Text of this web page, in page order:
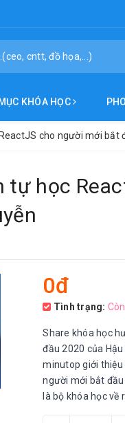
KHÓA HỌC
cho người mới bắt
tự học
0đ
Tình trạng:
Share khóa học
đầu 2020 của
minutop giới thiệu
người mới bắt
là bộ khóa học về